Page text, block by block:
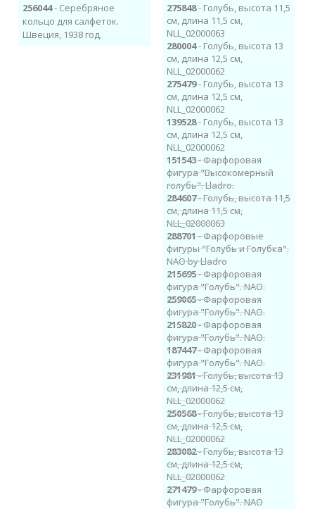
256044- Серебряное
кольцо для салфеток.
Швеция, 1938 год.
275848- Голубь, высота 11,5
см, длина 11,5 см,
NLL_02000063
280004- Голубь, высота 13
см, длина 12,5 см,
NLL_02000062
275479- Голубь, высота 13
см, длина 12,5 см,
NLL_02000062
139528- Голубь, высота 13
см, длина 12,5 см,
NLL_02000062
151543- Фарфоровая
фигура "Высокомерный
голубь". Lladro.
284607- Голубь, высота 11,5
см, длина 11,5 см,
NLL_02000063
288701- Фарфоровые
фигуры "Голубь и Голубка".
NAO by Lladro
215695- Фарфоровая
фигура "Голубь". NAO.
259065- Фарфоровая
фигура "Голубь". NAO.
215820- Фарфоровая
фигура "Голубь". NAO.
187447- Фарфоровая
фигура "Голубь". NAO.
231981- Голубь, высота 13
см, длина 12,5 см,
NLL_02000062
250568- Голубь, высота 13
см, длина 12,5 см,
NLL_02000062
283082- Голубь, высота 13
см, длина 12,5 см,
NLL_02000062
271479- Фарфоровая
фигура "Голубь". NAO